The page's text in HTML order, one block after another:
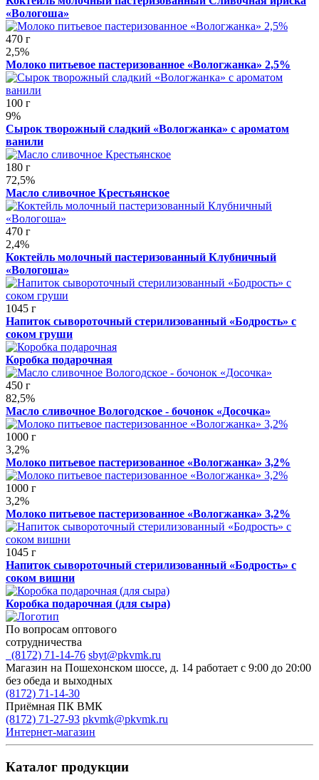
«Вологоша»
470 г
2,5%
Молоко питьевое пастеризованное «Вологжанка» 2,5%
100 г
9%
Сырок творожный сладкий «Вологжанка» с ароматом
ванили
180 г
72,5%
Масло сливочное Крестьянское
470 г
2,4%
Коктейль молочный пастеризованный Клубничный
«Вологоша»
1045 г
Напиток сывороточный стерилизованный «Бодрость» с
соком груши
Коробка подарочная
450 г
82,5%
Масло сливочное Вологодское - бочонок «Досочка»
1000 г
3,2%
Молоко питьевое пастеризованное «Вологжанка» 3,2%
1000 г
3,2%
Молоко питьевое пастеризованное «Вологжанка» 3,2%
1045 г
Напиток сывороточный стерилизованный «Бодрость» с
соком вишни
Коробка подарочная (для сыра)
По вопросам оптового
сотрудничества
(8172) 71-14-76 sbyt@pkvmk.ru
Магазин на Пошехонском шоссе, д. 14 работает с 9:00 до 20:00
без обеда и выходных
(8172) 71-14-30
Приёмная ПК ВМК
(8172) 71-27-93 pkvmk@pkvmk.ru
Интернет-магазин
Каталог продукции